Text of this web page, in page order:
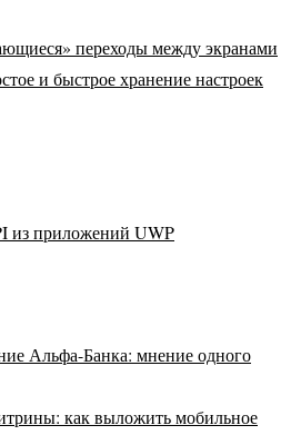
переходы между экранами
и быстрое хранение настроек
из приложений UWP
Альфа-Банка: мнение одного
как выложить мобильное